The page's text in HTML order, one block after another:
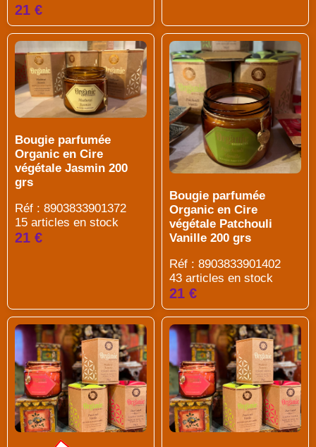
21 €
Bougie parfumée
Organic en Cire
végétale Jasmin 200
grs
Réf : 8903833901372
15 articles en stock
21 €
Bougie parfumée
Organic en Cire
végétale Patchouli
Vanille 200 grs
Réf : 8903833901402
43 articles en stock
21 €